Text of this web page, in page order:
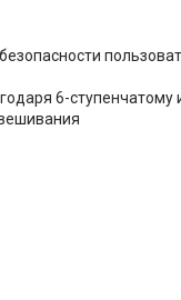
6-ступенчатому